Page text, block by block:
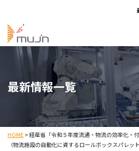
最新情報一覧
HOME>経産省「令和５年度流通・物流の効率化・
（物流施設の自動化に資するロールボックスパレッ